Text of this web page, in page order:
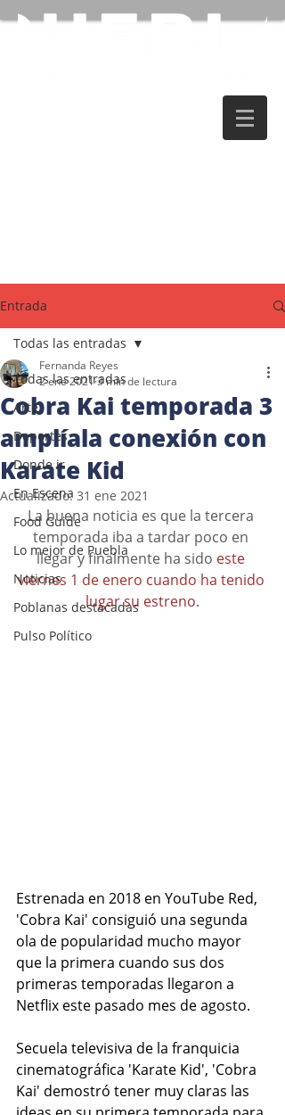
Entrada
Todas las entradas
Arte
Deportes
Donde ir
En Escena
Food Guide
Lo mejor de Puebla
Noticias
Poblanas destacadas
Pulso Político
Todas las entradas
Cobra Kai temporada 3
amplíala conexión con
Karate Kid
Fernanda Reyes
2 ene 20213 min de lectura
Actualizado: 31 ene 2021
La buena noticia es que la tercera
temporada iba a tardar poco en
llegar y finalmente ha sido este
viernes 1 de enero cuando ha tenido
lugar su estreno.
Estrenada en 2018 en YouTube Red,
'Cobra Kai' consiguió una segunda
ola de popularidad mucho mayor
que la primera cuando sus dos
primeras temporadas llegaron a
Netflix este pasado mes de agosto.
Secuela televisiva de la franquicia
cinematográfica 'Karate Kid', 'Cobra
Kai' demostró tener muy claras las